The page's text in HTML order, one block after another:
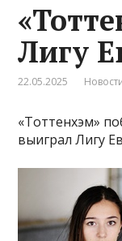
Лигу
22.05.2025
«Тоттенхэм»
выиграл Лигу